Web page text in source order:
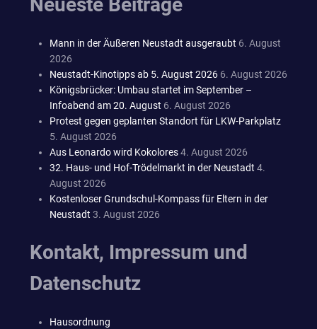
Neueste Beiträge
Mann in der Äußeren Neustadt ausgeraubt 6. August
2026
Neustadt-Kinotipps ab 5. August 2026 6. August 2026
Königsbrücker: Umbau startet im September –
Infoabend am 20. August 6. August 2026
Protest gegen geplanten Standort für LKW-Parkplatz
5. August 2026
Aus Leonardo wird Kokolores4. August 2026
32. Haus- und Hof-Trödelmarkt in der Neustadt 4.
August 2026
Kostenloser Grundschul-Kompass für Eltern in der
Neustadt 3. August 2026
Kontakt, Impressum und
Datenschutz
Hausordnung